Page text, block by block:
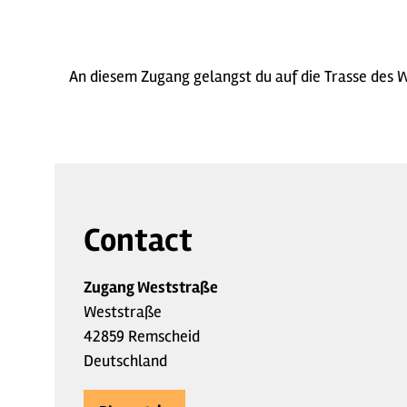
An diesem Zugang gelangst du auf die Trasse des
Contact
Zugang Weststraße
Weststraße
42859 Remscheid
Deutschland